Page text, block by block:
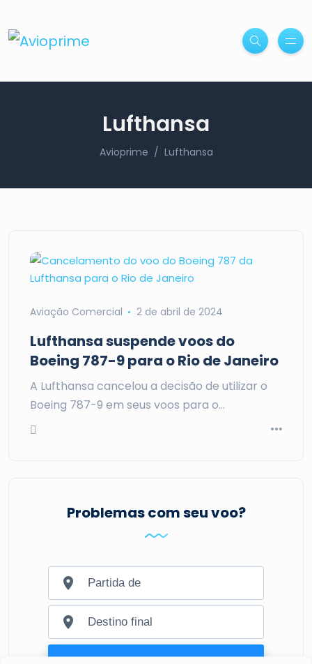
Lufthansa
Avioprime Lufthansa
Aviação Comercial 2 de abril de 2024
Lufthansa suspende voos do
Boeing 787-9 para o Rio de Janeiro
A Lufthansa cancelou a decisão de utilizar o
Boeing 787-9 em seus voos para o…
Problemas com seu voo?